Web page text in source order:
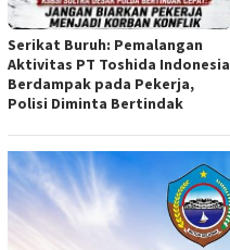
Serikat Buruh: Pemalangan
Aktivitas PT Toshida Indonesia
Berdampak pada Pekerja,
Polisi Diminta Bertindak